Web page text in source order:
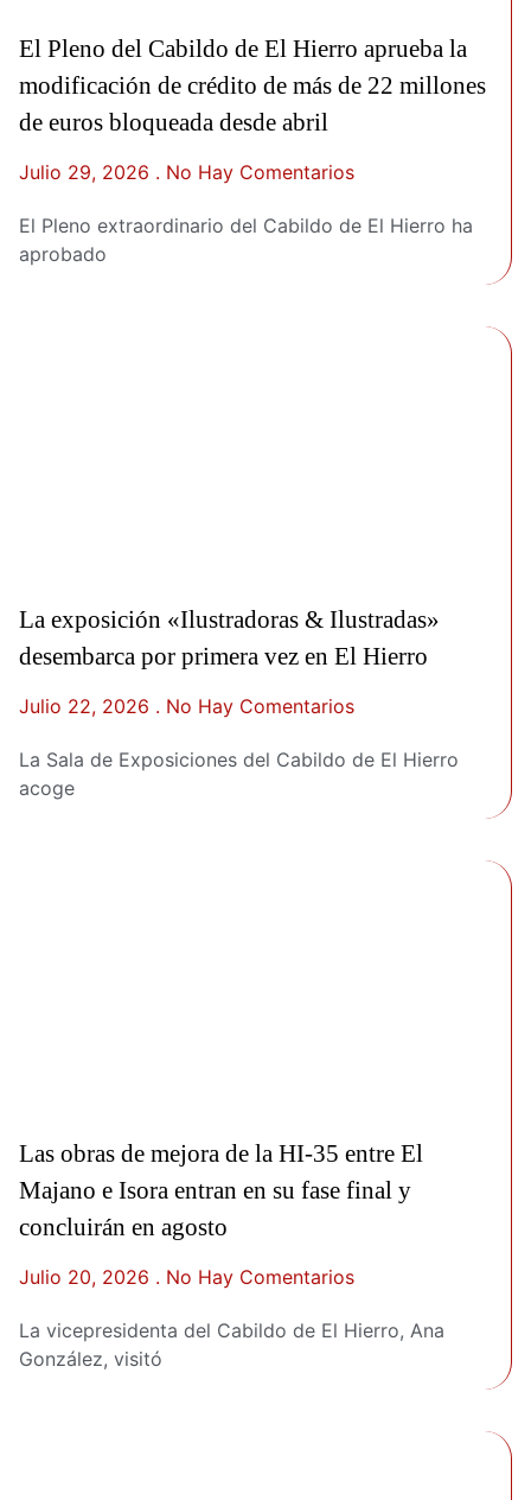
El Pleno del Cabildo de El Hierro aprueba la
modificación de crédito de más de 22 millones
de euros bloqueada desde abril
Julio 29, 2026 No Hay Comentarios
El Pleno extraordinario del Cabildo de El Hierro ha
aprobado
La exposición «Ilustradoras & Ilustradas»
desembarca por primera vez en El Hierro
Julio 22, 2026 No Hay Comentarios
La Sala de Exposiciones del Cabildo de El Hierro
acoge
Las obras de mejora de la HI-35 entre El
Majano e Isora entran en su fase final y
concluirán en agosto
Julio 20, 2026 No Hay Comentarios
La vicepresidenta del Cabildo de El Hierro, Ana
González, visitó